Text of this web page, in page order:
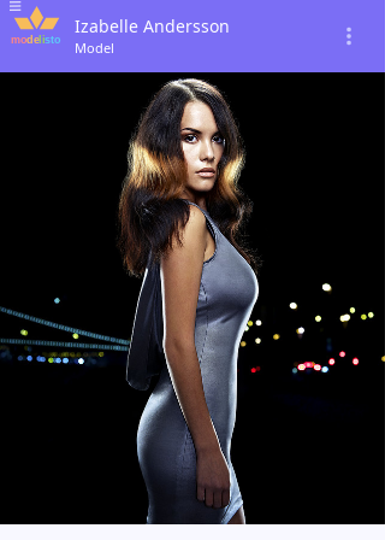
Izabelle Andersson
Model